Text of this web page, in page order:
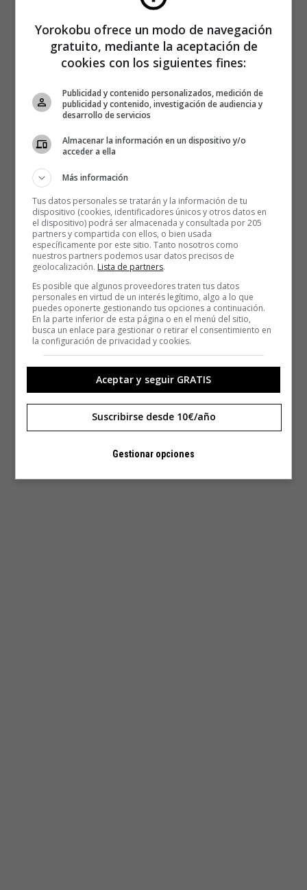
Yorokobu ofrece un modo de navegación
gratuito, mediante la aceptación de
cookies con los siguientes fines:
Publicidad y contenido personalizados, medición de
publicidad y contenido, investigación de audiencia y
desarrollo de servicios
Almacenar la información en un dispositivo y/o
acceder a ella
Más información
Tus datos personales se tratarán y la información de tu
dispositivo (cookies, identificadores únicos y otros datos en
el dispositivo) podrá ser almacenada y consultada por 205
partners y compartida con ellos, o bien usada
específicamente por este sitio. Tanto nosotros como
nuestros partners podemos usar datos precisos de
geolocalización. Lista de partners.
Es posible que algunos proveedores traten tus datos
personales en virtud de un interés legítimo, algo a lo que
puedes oponerte gestionando tus opciones a continuación.
En la parte inferior de esta página o en el menú del sitio,
busca un enlace para gestionar o retirar el consentimiento en
la configuración de privacidad y cookies.
Aceptar y seguir GRATIS
Suscribirse desde 10€/año
Gestionar opciones